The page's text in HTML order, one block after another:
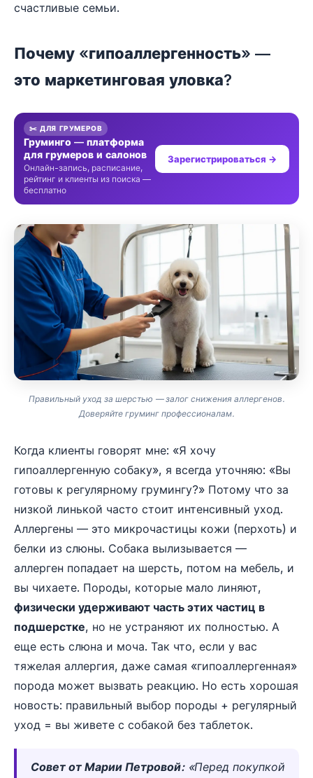
счастливые семьи.
Почему «гипоаллергенность» —
это маркетинговая уловка?
✂️ ДЛЯ ГРУМЕРОВ
Груминго — платформа
для грумеров и салонов
Онлайн-запись, расписание,
рейтинг и клиенты из поиска —
бесплатно
Зарегистрироваться →
Правильный уход за шерстью — залог снижения аллергенов.
Доверяйте груминг профессионалам.
Когда клиенты говорят мне: «Я хочу
гипоаллергенную собаку», я всегда уточняю: «Вы
готовы к регулярному грумингу?» Потому что за
низкой линькой часто стоит интенсивный уход.
Аллергены — это микрочастицы кожи (перхоть) и
белки из слюны. Собака вылизывается —
аллерген попадает на шерсть, потом на мебель, и
вы чихаете. Породы, которые мало линяют,
физически удерживают часть этих частиц в
подшерстке, но не устраняют их полностью. А
еще есть слюна и моча. Так что, если у вас
тяжелая аллергия, даже самая «гипоаллергенная»
порода может вызвать реакцию. Но есть хорошая
новость: правильный выбор породы + регулярный
уход = вы живете с собакой без таблеток.
Совет от Марии Петровой:«Перед покупкой